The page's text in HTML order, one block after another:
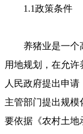
1.1政策条件
养猪业是一个高
用地规划，在允许
人民政府提出申
主管部门提出规
要依据《农村土地